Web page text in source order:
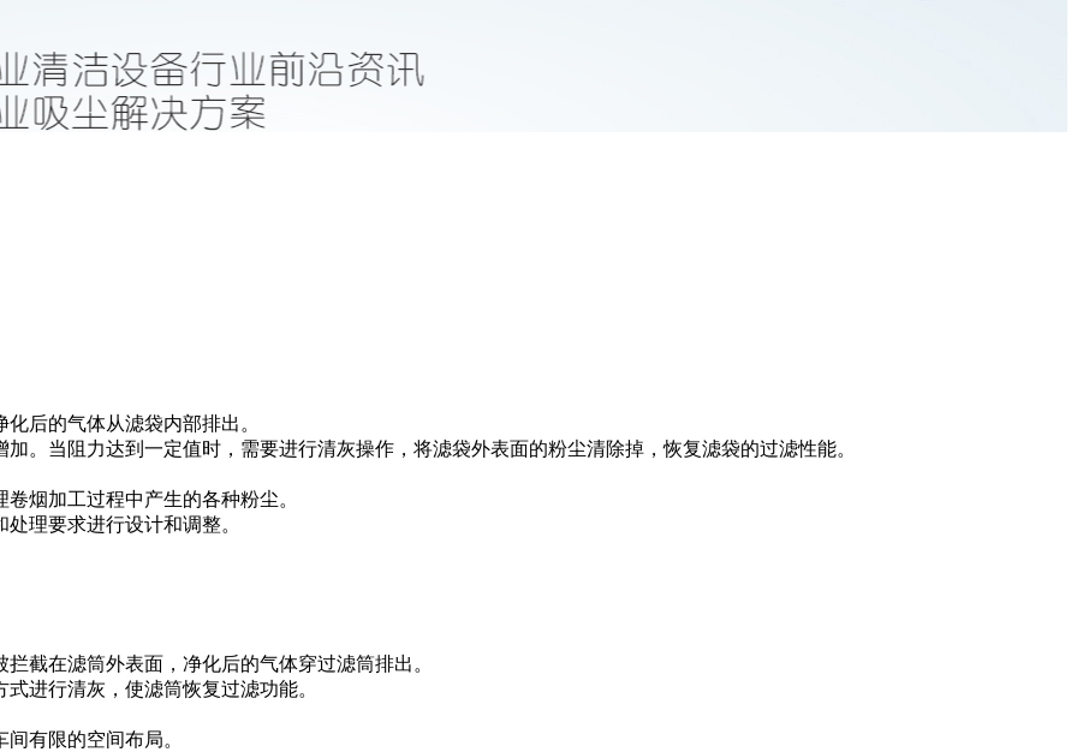
后的气体从滤袋内部排出。
。当阻力达到一定值时，需要进行清灰操作，将滤袋外表面的粉尘清除掉，恢复滤袋的过滤性能。
烟加工过程中产生的各种粉尘。
理要求进行设计和调整。
截在滤筒外表面，净化后的气体穿过滤筒排出。
进行清灰，使滤筒恢复过滤功能。
有限的空间布局。